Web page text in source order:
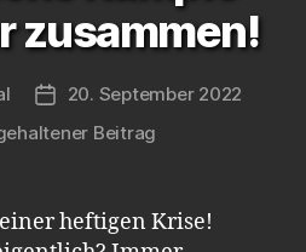
zusammen!
Veröffentlichungsdatum
20. September 2022
Beitrag
heftigen Krise!